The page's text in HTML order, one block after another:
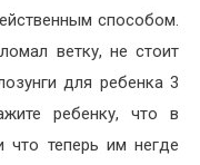
способом.
ветку, не стоит
для ребенка 3
ребенку, что в
что теперь им негде